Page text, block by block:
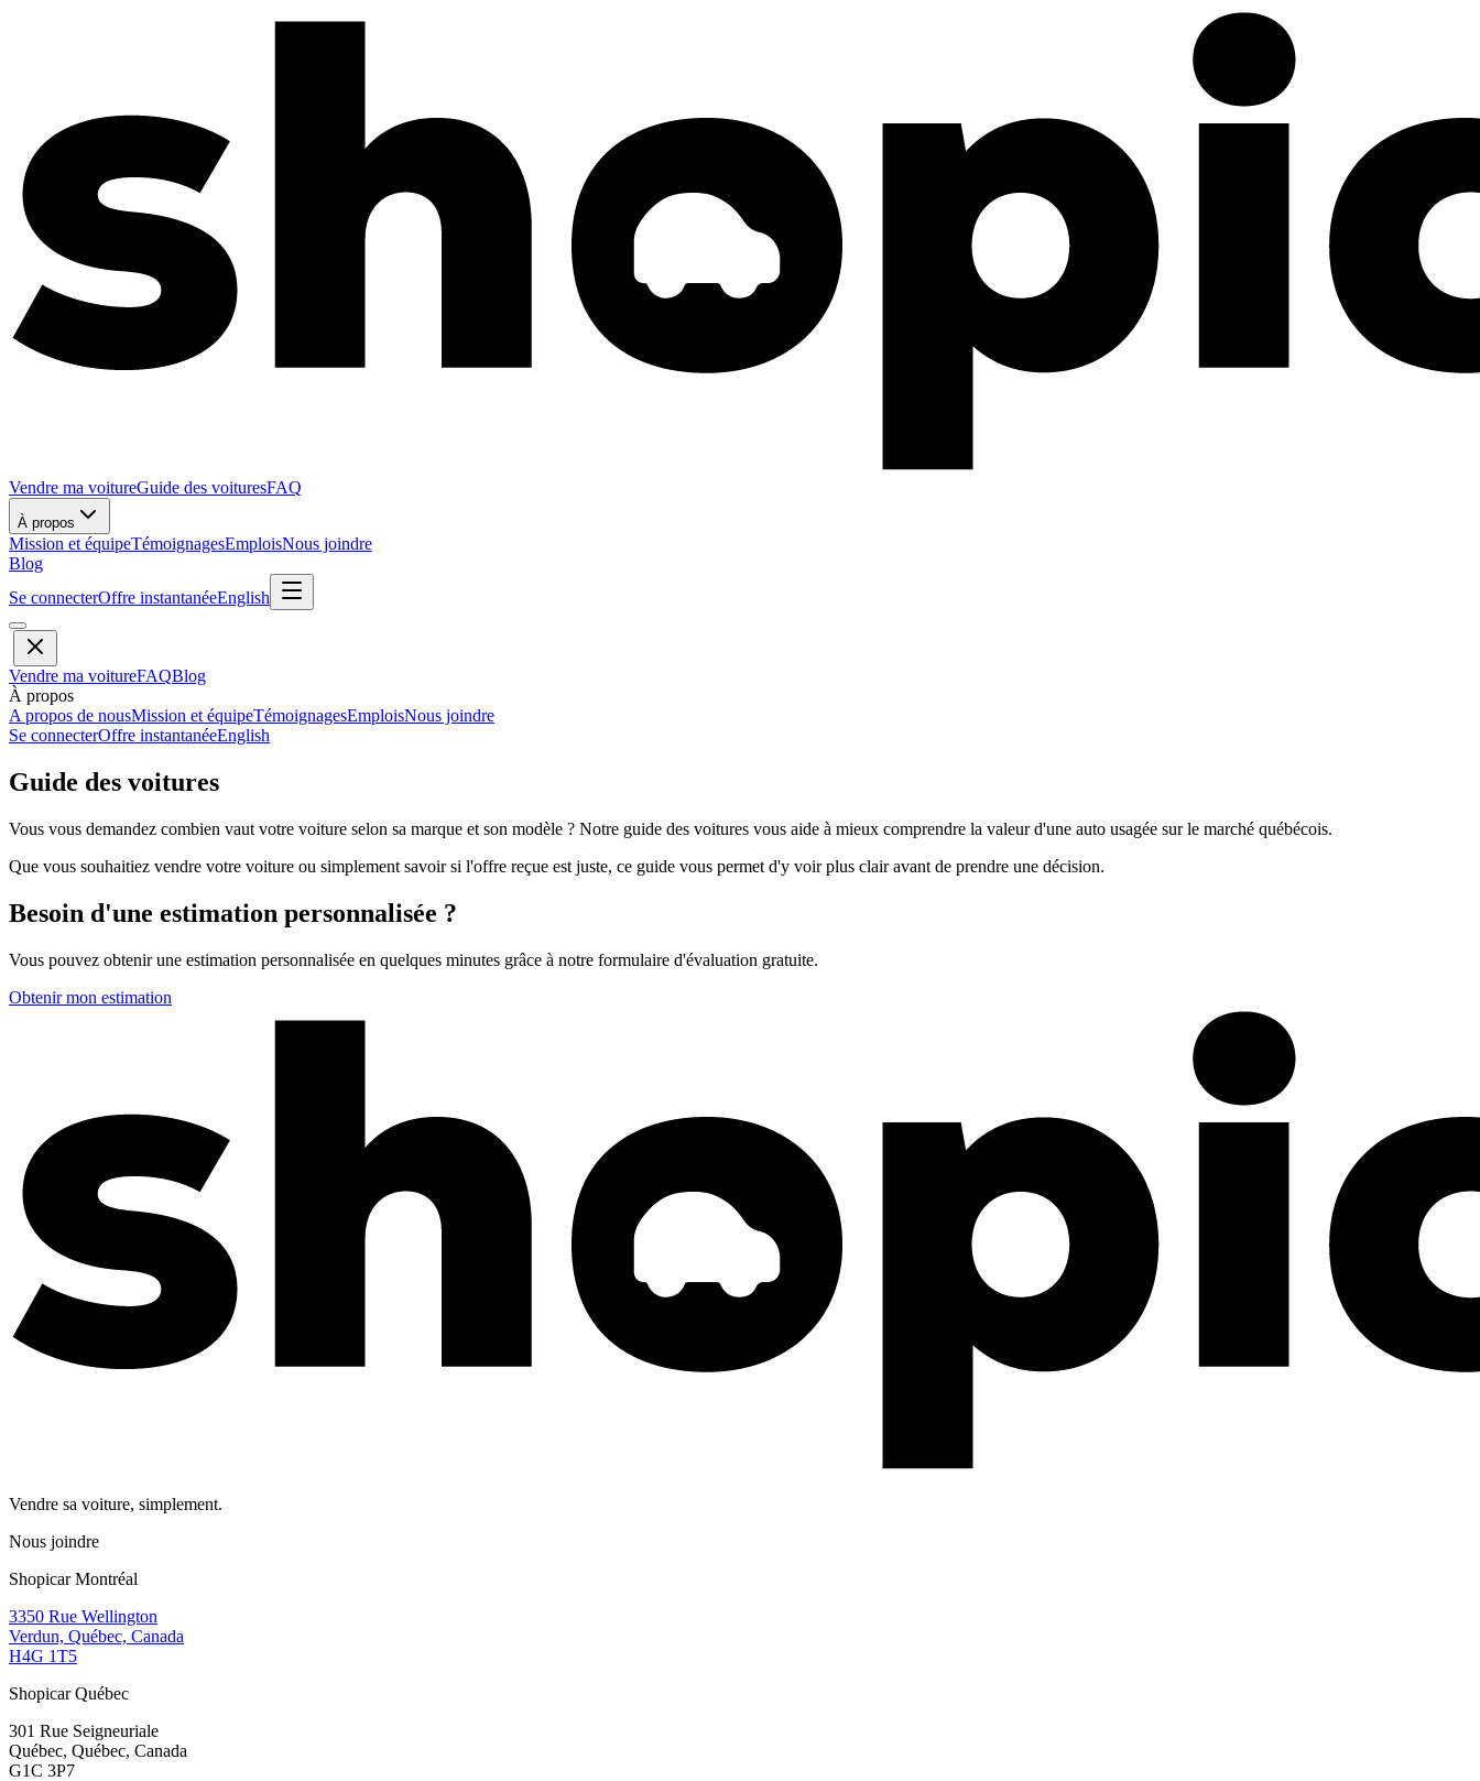
Vendre ma voitureGuide des voituresFAQ
À propos
Mission et équipeTémoignagesEmploisNous joindre
Blog
Se connecterOffre instantanéeEnglish
Vendre ma voitureFAQBlog
À propos
A propos de nousMission et équipeTémoignagesEmploisNous joindre
Se connecterOffre instantanéeEnglish
Guide des voitures
Vous vous demandez combien vaut votre voiture selon sa marque et son modèle ? Notre guide des voitures vous aide à mieux comprendre la valeur d'une auto usagée sur le marché québécois.
Que vous souhaitiez vendre votre voiture ou simplement savoir si l'offre reçue est juste, ce guide vous permet d'y voir plus clair avant de prendre une décision.
Besoin d'une estimation personnalisée ?
Vous pouvez obtenir une estimation personnalisée en quelques minutes grâce à notre formulaire d'évaluation gratuite.
Obtenir mon estimation
Vendre sa voiture, simplement.
Nous joindre
Shopicar Montréal
3350 Rue Wellington
Verdun, Québec, Canada
H4G 1T5
Shopicar Québec
301 Rue Seigneuriale
Québec, Québec, Canada
G1C 3P7